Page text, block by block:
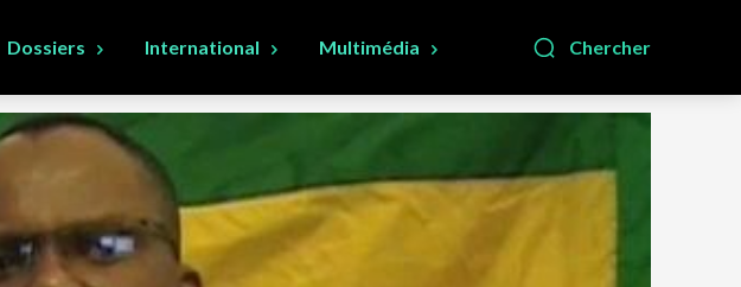
Chercher
Dossiers International Multimédia